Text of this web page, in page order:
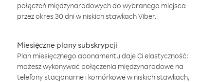
połączeń międzynarodowych do wybranego miejsca
przez okres 30 dni w niskich stawkach Viber.
Miesięczne plany subskrypcji
Plan miesięcznego abonamentu daje Ci elastyczność:
możesz wykonywać połączenia międzynarodowe na
telefony stacjonarne i komórkowe w niskich stawkach,